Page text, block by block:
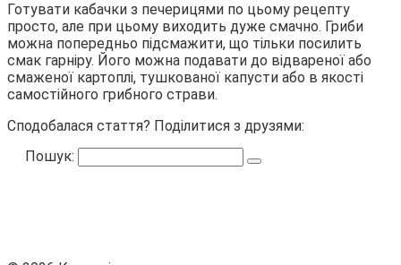
Готувати кабачки з печерицями по цьому рецепту
просто, але при цьому виходить дуже смачно. Гриби
можна попередньо підсмажити, що тільки посилить
смак гарніру. Його можна подавати до відвареної або
смаженої картоплі, тушкованої капусти або в якості
самостійного грибного страви.
Сподобалася стаття? Поділитися з друзями:
Пошук: